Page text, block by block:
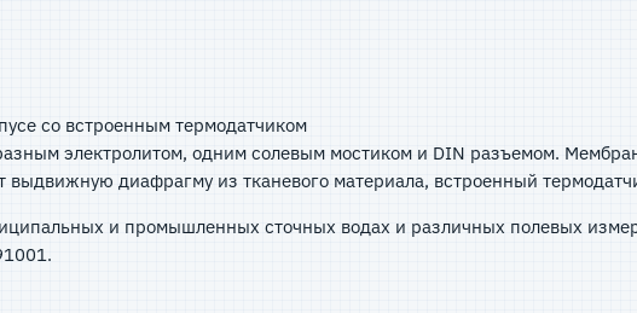
со встроенным термодатчиком
электролитом, одним солевым мостиком и DIN разъемом.
диафрагму из тканевого материала, встроенный
и промышленных сточных водах и различных полевых